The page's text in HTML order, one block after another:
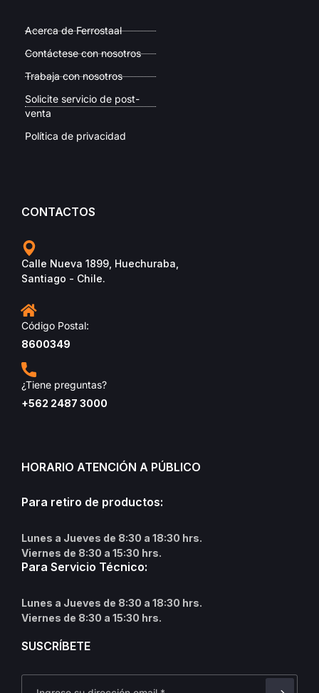
Acerca de Ferrostaal
Contáctese con nosotros
Trabaja con nosotros
Solicite servicio de post-
venta
Política de privacidad
CONTACTOS
Calle Nueva 1899, Huechuraba,
Santiago - Chile.
Código Postal:
8600349
¿Tiene preguntas?
+562 2487 3000
HORARIO ATENCIÓN A PÚBLICO
Para retiro de productos:
Lunes a Jueves de 8:30 a 18:30 hrs.
Viernes de 8:30 a 15:30 hrs.
Para Servicio Técnico:
Lunes a Jueves de 8:30 a 18:30 hrs.
Viernes de 8:30 a 15:30 hrs.
SUSCRÍBETE